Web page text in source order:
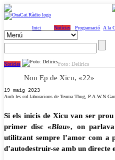
Inici Notícies Programació A la
Notícies Foto: Delirics
Nou Ep de Xicu, «22»
19 maig 2023
Amb les col.laboracions de Teuma Thug, P.A.W.N
Si els inicis de Xicu van ser prou
primer disc «Blau», on
utilitzant sempre l’amor com a
d’autodestruir-se amb un directe